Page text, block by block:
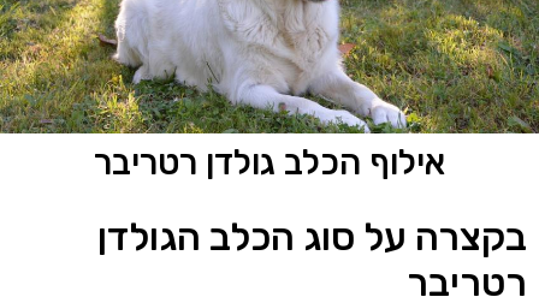
אילוף הכלב גולדן רטריבר
על סוג הכלב הגולדן